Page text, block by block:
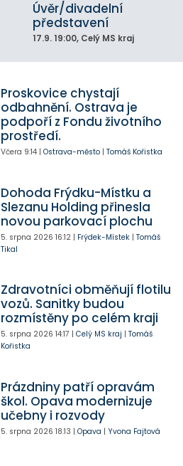
Úvěr/divadelní
představení
17.9. 19:00, Celý MS kraj
Proskovice chystají
odbahnění. Ostrava je
podpoří z Fondu životního
prostředí.
Včera 9:14| Ostrava-město| Tomáš Kořistka
Dohoda Frýdku-Místku a
Slezanu Holding přinesla
novou parkovací plochu
5. srpna 2026 16:12| Frýdek-Místek| Tomáš
Tikal
Zdravotníci obměňují flotilu
vozů. Sanitky budou
rozmístěny po celém kraji
5. srpna 2026 14:17 | Celý MS kraj | Tomáš
Kořistka
Prázdniny patří opravám
škol. Opava modernizuje
učebny i rozvody
5. srpna 2026 18:13 | Opava | Yvona Fajtová